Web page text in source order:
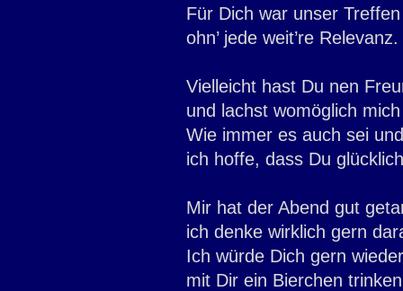
Für Dich war unser
ohn’ jede weit’re Relevanz.
Vielleicht hast Du nen
und lachst womöglich
Wie immer es auch sei
ich hoffe, dass Du
Mir hat der Abend gut
ich denke wirklich gern
Ich würde Dich gern
mit Dir ein Bierchen trinken